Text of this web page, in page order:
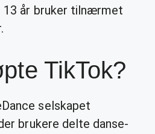
13 år bruker tilnærmet
TikTok?
selskapet
brukere delte danse-